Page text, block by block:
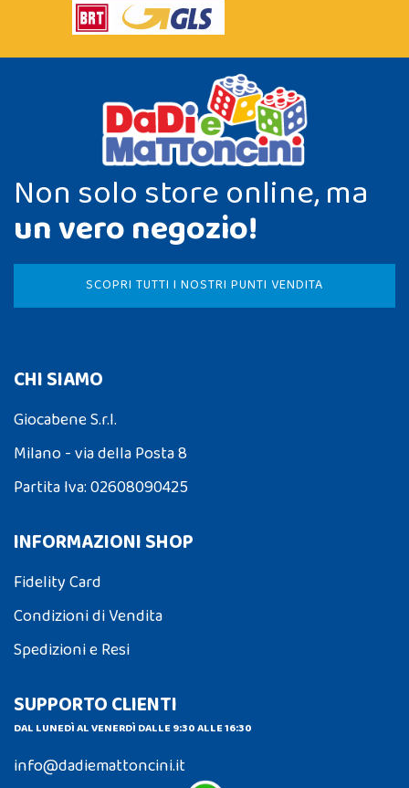
Non solo store online, ma
un vero negozio!
SCOPRI TUTTI I NOSTRI PUNTI VENDITA
CHI SIAMO
Giocabene S.r.l.
Milano - via della Posta 8
Partita Iva: 02608090425
INFORMAZIONI SHOP
Fidelity Card
Condizioni di Vendita
Spedizioni e Resi
SUPPORTO CLIENTI
DAL LUNEDÌ AL VENERDÌ DALLE 9:30 ALLE 16:30
info@dadiemattoncini.it